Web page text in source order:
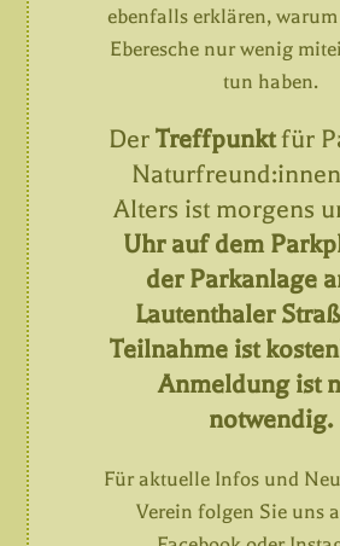
ebenfalls erklären, warum
Eberesche nur wenig
tun haben.
Der Treffpunktfür
Alters ist morgens
Uhr auf dem
der Parkanlage
Lautenthaler
Teilnahme ist
Anmeldung ist
notwendig.
Für aktuelle Infos und
Verein folgen Sie uns